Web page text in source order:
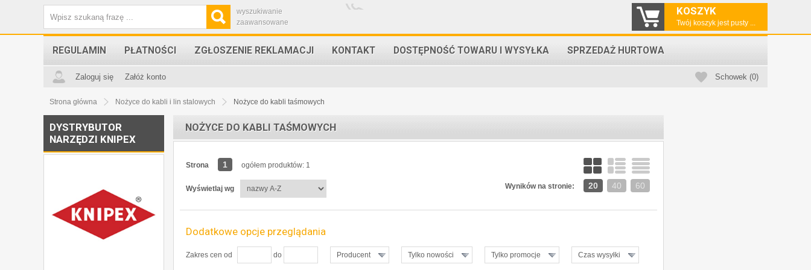
wyszukiwanie
zaawansowane
KOSZYK
Twój koszyk jest pusty ...
REGULAMIN PŁATNOŚCI ZGŁOSZENIE REKLAMACJI KONTAKT DOSTĘPNOŚĆ TOWARU I WYSYŁKA SPRZEDAŻ HURTOWA
Zaloguj się Załóż konto Schowek (0)
Strona główna Nożyce do kabli i lin stalowych Nożyce do kabli taśmowych
DYSTRYBUTOR
NARZĘDZI KNIPEX
NOŻYCE DO KABLI TAŚMOWYCH
Strona 1 ogółem produktów: 1
Wyświetlaj wg Wyników na stronie: 20 40 60
Dodatkowe opcje przeglądania
Zakres cen od do Producent Tylko nowości Tylko promocje Czas wysyłki